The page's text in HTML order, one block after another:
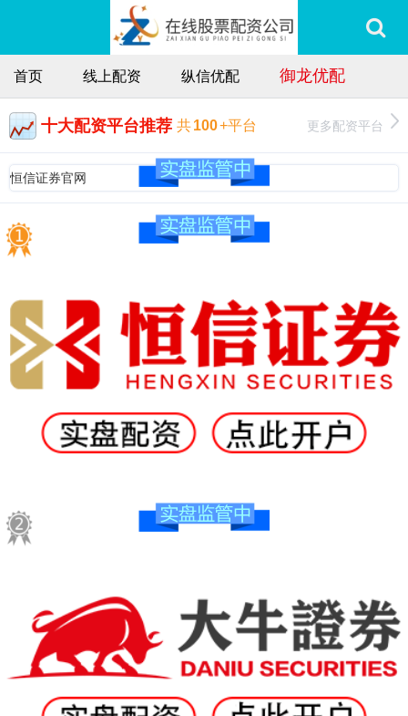
首页 线上配资 纵信优配 御龙优配
十大配资平台推荐 共100+平台 更多配资平台
恒信证券官网